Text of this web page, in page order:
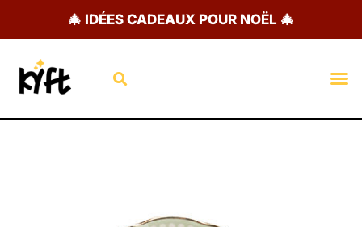
🎄 IDÉES CADEAUX POUR NOËL 🎄
Rechercher